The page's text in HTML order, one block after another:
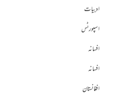
ادبیات
اسپورٹس
افسانہ
افسانہ
افغانستان